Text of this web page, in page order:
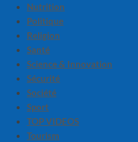
Nutrition
Politique
Religion
Santé
Science & Innovation
Sécurité
Société
Sport
TOP VIDEOS
Tourism